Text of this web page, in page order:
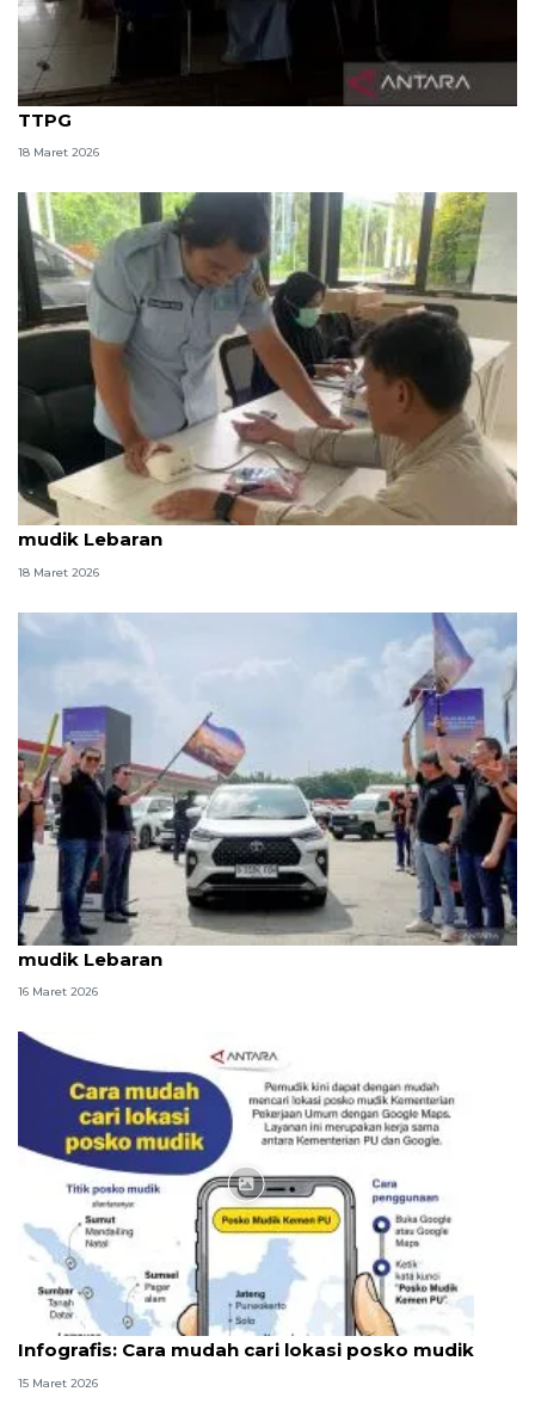
PMI Jakarta Timur buka layanan siaga darurat di
TTPG
18 Maret 2026
Posko kesehatan PLBM Skouw beroperasi sambut
mudik Lebaran
18 Maret 2026
Toyota siapkan posko dan bengkel siaga selama
mudik Lebaran
16 Maret 2026
Infografik
Infografis: Cara mudah cari lokasi posko mudik
15 Maret 2026